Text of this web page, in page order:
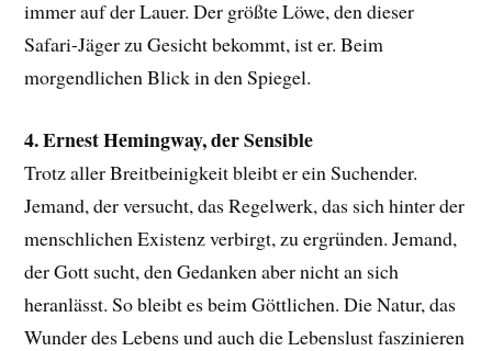
immer auf der Lauer. Der größte Löwe, den dieser
Safari-Jäger zu Gesicht bekommt, ist er. Beim
morgendlichen Blick in den Spiegel.
4. Ernest Hemingway, der Sensible
Trotz aller Breitbeinigkeit bleibt er ein Suchender.
Jemand, der versucht, das Regelwerk, das sich hinter der
menschlichen Existenz verbirgt, zu ergründen. Jemand,
der Gott sucht, den Gedanken aber nicht an sich
heranlässt. So bleibt es beim Göttlichen. Die Natur, das
Wunder des Lebens und auch die Lebenslust faszinieren